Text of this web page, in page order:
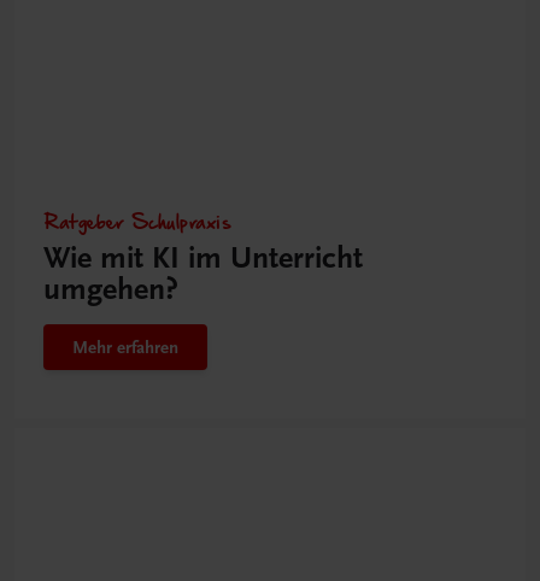
Ratgeber Schulpraxis
Wie mit KI im Unterricht
umgehen?
Mehr erfahren